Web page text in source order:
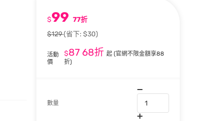
$99 77折
$129(省下: $30)
活動
價
$87 68折起(官網不限金額享88
折)
數量